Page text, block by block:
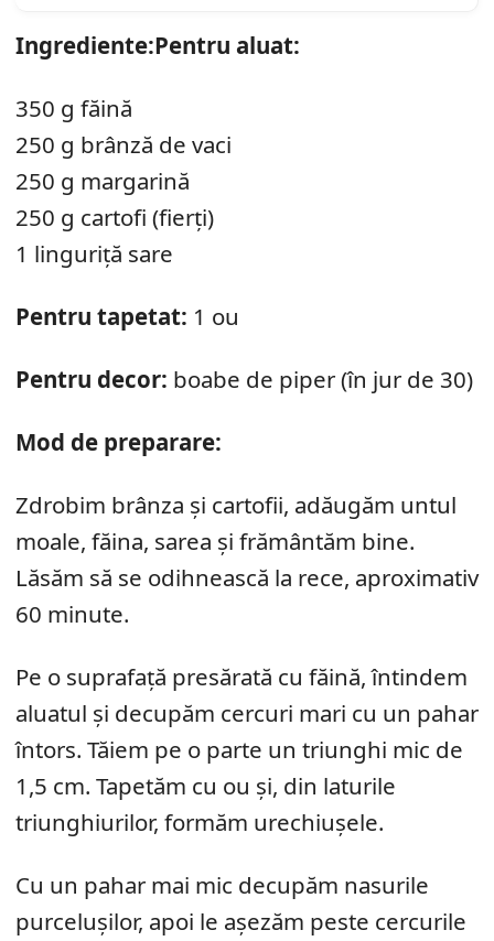
Ingrediente:Pentru aluat:
350 g făină
250 g brânză de vaci
250 g margarină
250 g cartofi (fierți)
1 linguriță sare
Pentru tapetat: 1 ou
Pentru decor: boabe de piper (în jur de 30)
Mod de preparare:
Zdrobim brânza și cartofii, adăugăm untul
moale, făina, sarea și frământăm bine.
Lăsăm să se odihnească la rece, aproximativ
60 minute.
Pe o suprafață presărată cu făină, întindem
aluatul și decupăm cercuri mari cu un pahar
întors. Tăiem pe o parte un triunghi mic de
1,5 cm. Tapetăm cu ou și, din laturile
triunghiurilor, formăm urechiușele.
Cu un pahar mai mic decupăm nasurile
purcelușilor, apoi le așezăm peste cercurile